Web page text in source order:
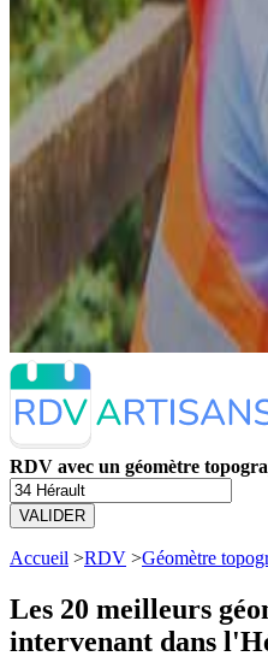
RDV avec un géomètre
VALIDER
Accueil >RDV >Géomètre
Les 20 meilleurs
intervenant dans